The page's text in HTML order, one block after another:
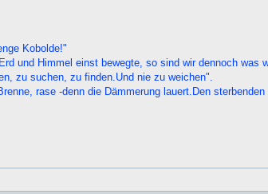
Kobolde!"
und Himmel einst bewegte, so sind wir dennoch
zu suchen, zu finden.Und nie zu weichen".
rase -denn die Dämmerung lauert.Den